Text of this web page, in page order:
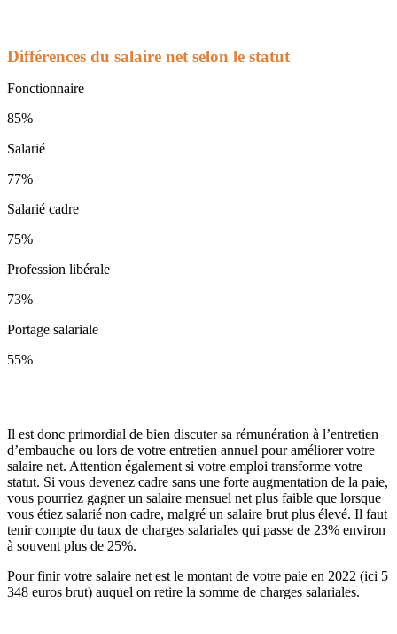
Différences du salaire net selon le statut
Fonctionnaire
85%
Salarié
77%
Salarié cadre
75%
Profession libérale
73%
Portage salariale
55%
Il est donc primordial de bien discuter sa rémunération à l’entretien
d’embauche ou lors de votre entretien annuel pour améliorer votre
salaire net. Attention également si votre emploi transforme votre
statut. Si vous devenez cadre sans une forte augmentation de la paie,
vous pourriez gagner un salaire mensuel net plus faible que lorsque
vous étiez salarié non cadre, malgré un salaire brut plus élevé. Il faut
tenir compte du taux de charges salariales qui passe de 23% environ
à souvent plus de 25%.
Pour finir votre salaire net est le montant de votre paie en 2022 (ici 5
348 euros brut) auquel on retire la somme de charges salariales.